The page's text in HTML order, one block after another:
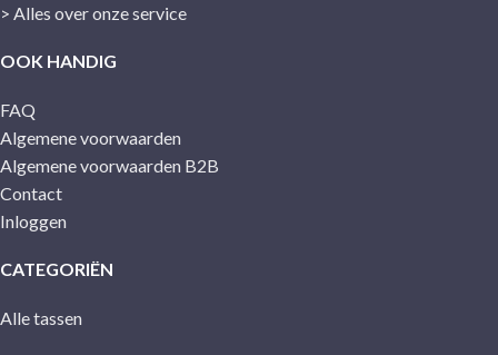
> Alles over onze service
OOK HANDIG
FAQ
Algemene voorwaarden
Algemene voorwaarden B2B
Contact
Inloggen
CATEGORIËN
Alle tassen